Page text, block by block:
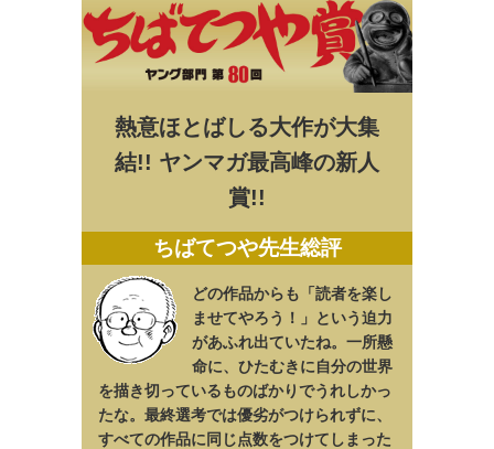
熱意ほとばしる大作が大集
結!! ヤンマガ最高峰の新人
賞!!
ちばてつや先生総評
どの作品からも「読者を楽し
ませてやろう！」という迫力
があふれ出ていたね。一所懸
命に、ひたむきに自分の世界
を描き切っているものばかりでうれしかっ
たな。最終選考では優劣がつけられずに、
すべての作品に同じ点数をつけてしまった